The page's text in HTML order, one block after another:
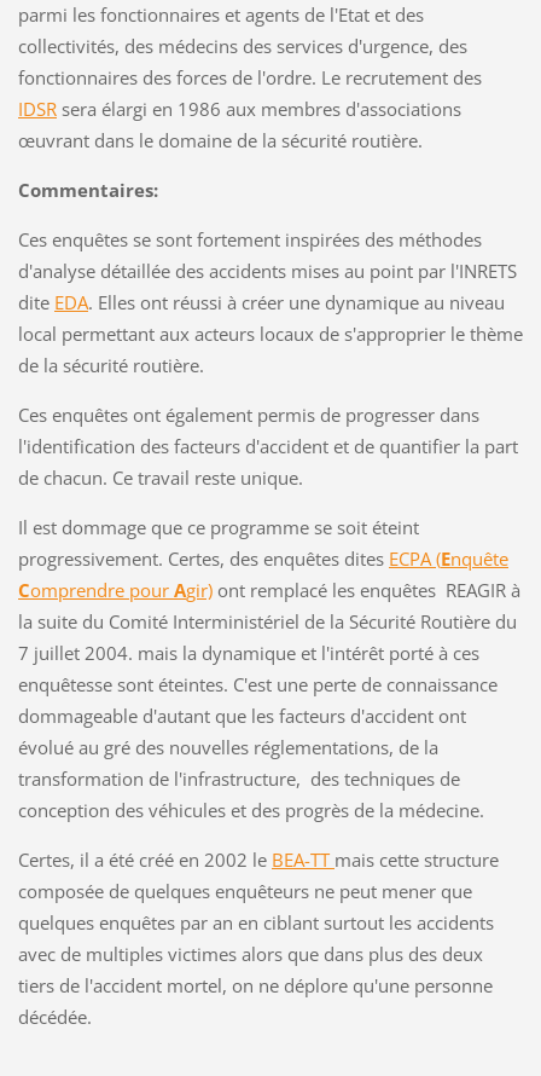
parmi les fonctionnaires et agents de l'Etat et des
collectivités, des médecins des services d'urgence, des
fonctionnaires des forces de l'ordre. Le recrutement des
IDSRsera élargi en 1986 aux membres d'associations
œuvrant dans le domaine de la sécurité routière.
Commentaires:
Ces enquêtes se sont fortement inspirées des méthodes
d'analyse détaillée des accidents mises au point par l'INRETS
dite EDA. Elles ont réussi à créer une dynamique au niveau
local permettant aux acteurs locaux de s'approprier le thème
de la sécurité routière.
Ces enquêtes ont également permis de progresser dans
l'identification des facteurs d'accident et de quantifier la part
de chacun. Ce travail reste unique.
Il est dommage que ce programme se soit éteint
progressivement. Certes, des enquêtes dites ECPA (Enquête
Comprendre pour Agir)ont remplacé les enquêtes REAGIR à
la suite du Comité Interministériel de la Sécurité Routière du
7 juillet 2004. mais la dynamique et l'intérêt porté à ces
enquêtesse sont éteintes. C'est une perte de connaissance
dommageable d'autant que les facteurs d'accident ont
évolué au gré des nouvelles réglementations, de la
transformation de l'infrastructure, des techniques de
conception des véhicules et des progrès de la médecine.
Certes, il a été créé en 2002 le BEA-TT mais cette structure
composée de quelques enquêteurs ne peut mener que
quelques enquêtes par an en ciblant surtout les accidents
avec de multiples victimes alors que dans plus des deux
tiers de l'accident mortel, on ne déplore qu'une personne
décédée.